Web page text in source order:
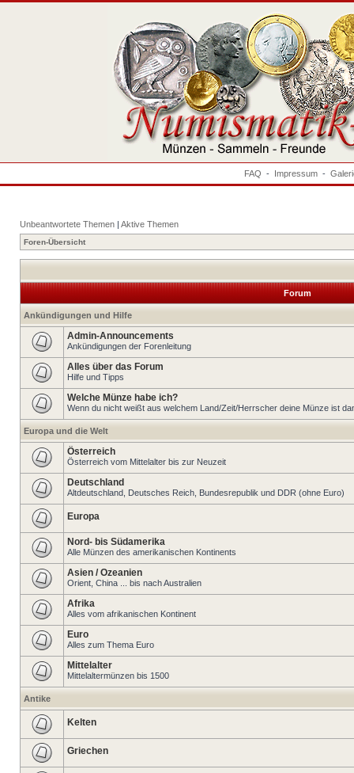
FAQ - Impressum -
Unbeantwortete Themen | Aktive Themen
Foren-Übersicht
Forum
Ankündigungen und Hilfe
Admin-Announcements
Ankündigungen der Forenleitung
Alles über das Forum
Hilfe und Tipps
Welche Münze habe ich?
Wenn du nicht weißt aus welchem Land/Zeit/Herrscher deine Münze ist
Europa und die Welt
Österreich
Österreich vom Mittelalter bis zur Neuzeit
Deutschland
Altdeutschland, Deutsches Reich, Bundesrepublik und DDR (ohne Euro)
Europa
Nord- bis Südamerika
Alle Münzen des amerikanischen Kontinents
Asien / Ozeanien
Orient, China ... bis nach Australien
Afrika
Alles vom afrikanischen Kontinent
Euro
Alles zum Thema Euro
Mittelalter
Mittelaltermünzen bis 1500
Antike
Kelten
Griechen